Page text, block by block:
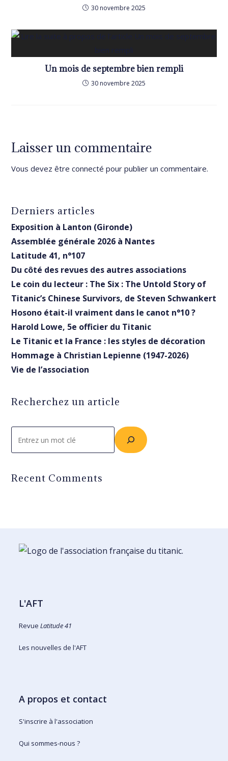
30 novembre 2025
Un mois de septembre bien rempli
30 novembre 2025
Laisser un commentaire
Vous devez êtreconnecté pour publier un commentaire.
Derniers articles
Exposition à Lanton (Gironde)
Assemblée générale 2026 à Nantes
Latitude 41, n°107
Du côté des revues des autres associations
Le coin du lecteur : The Six : The Untold Story of
Titanic’s Chinese Survivors, de Steven Schwankert
Hosono était-il vraiment dans le canot n°10 ?
Harold Lowe, 5e officier du Titanic
Le Titanic et la France : les styles de décoration
Hommage à Christian Lepienne (1947-2026)
Vie de l’association
Recherchez un article
Recent Comments
L'AFT
RevueLatitude 41
Les nouvelles de l'AFT
A propos et contact
S'inscrire à l'association
Qui sommes-nous ?